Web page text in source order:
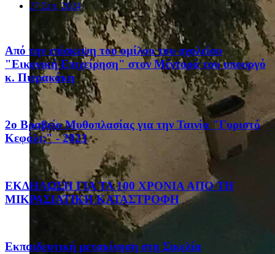
27 Σεπ, 2024
Από την επίσκεψη του ομίλου του σχολείου
"Εικονική Επιχείρηση" στον Μέντορά του υπουργό
κ. Πιερακάκη
2ο Βραβείο Μυθοπλασίας για την Ταινία "Γυριστό
Κεφάλι;" - 2023
ΕΚΔΗΛΩΣΗ ΓΙΑ ΤΑ 100 ΧΡΟΝΙΑ ΑΠΟ ΤΗ
ΜΙΚΡΑΣΙΑΤΙΚΗ ΚΑΤΑΣΤΡΟΦΗ
Eκπαιδευτική μετακίνηση στη Σικελία